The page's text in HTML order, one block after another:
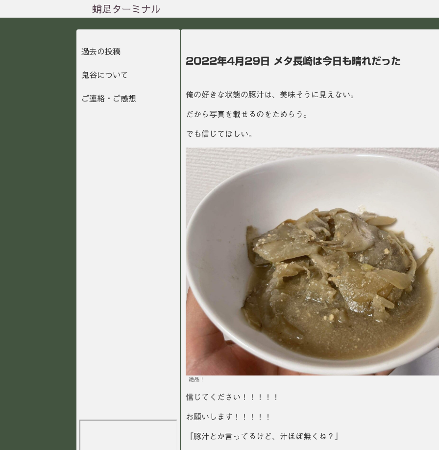
蛸足ターミナル
2022年4月29日 メタ長崎は今日も晴れだった
俺の好きな状態の豚汁は、美味そうに見えない。
だから写真を載せるのをためらう。
でも信じてほしい。
絶品！
信じてください！！！！！
お願いします！！！！！
「豚汁とか言ってるけど、汁ほぼ無くね？」
過去の投稿
鬼谷について
ご連絡・ご感想